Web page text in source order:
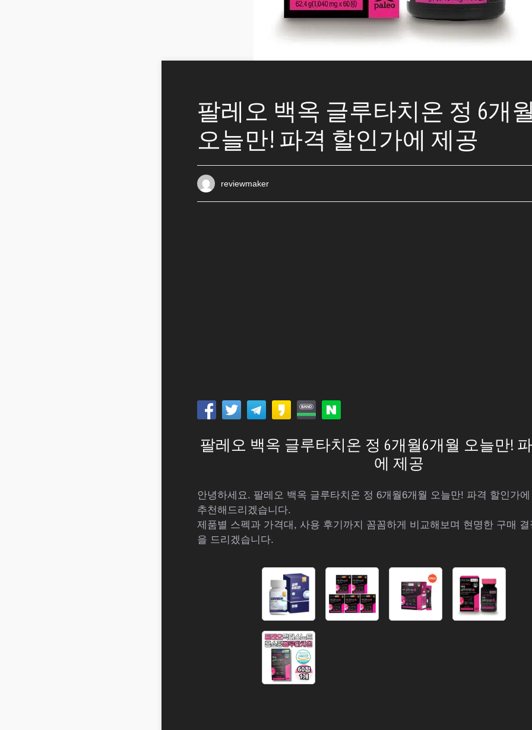
팔레오 백옥 글루타치온 정 6개
오늘만! 파격 할인가에 제공
reviewmaker
팔레오 백옥 글루타치온 정 6개월6개월 오늘만!
에 제공
안녕하세요. 팔레오 백옥 글루타치온 정 6개월6개월 오늘만! 파격 할인가
추천해드리겠습니다.
제품별 스펙과 가격대, 사용 후기까지 꼼꼼하게 비교해보며 현명한 구매
을 드리겠습니다.